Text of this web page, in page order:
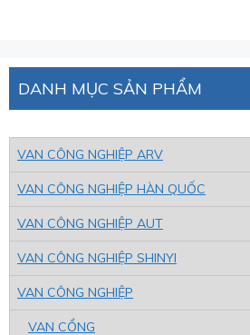
DANH MỤC SẢN PHẨM
VAN CÔNG NGHIỆP ARV
VAN CÔNG NGHIỆP HÀN QUỐC
VAN CÔNG NGHIỆP AUT
VAN CÔNG NGHIỆP SHINYI
VAN CÔNG NGHIỆP
VAN CỔNG